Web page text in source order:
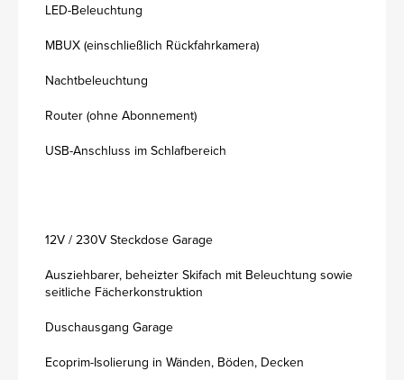
LED-Beleuchtung
MBUX (einschließlich Rückfahrkamera)
Nachtbeleuchtung
Router (ohne Abonnement)
USB-Anschluss im Schlafbereich
12V / 230V Steckdose Garage
Ausziehbarer, beheizter Skifach mit Beleuchtung sowie
seitliche Fächerkonstruktion
Duschausgang Garage
Ecoprim-Isolierung in Wänden, Böden, Decken